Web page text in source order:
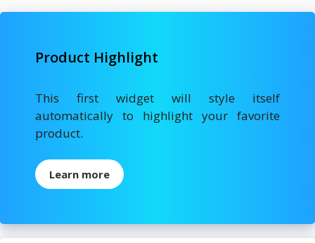
Product Highlight
This first widget will style itself
automatically to highlight your favorite
product.
Learn more